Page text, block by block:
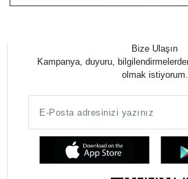
Bize Ulaşın
Kampanya, duyuru,
olmak istiyorum.